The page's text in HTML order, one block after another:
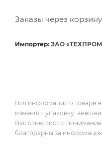
Заказы через
Импортер: ЗАО
Вся информация о товаре
изменять упаковку,
Вас отнестись с
благодарны за